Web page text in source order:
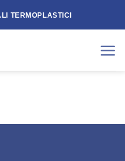
TERMOPLASTICI